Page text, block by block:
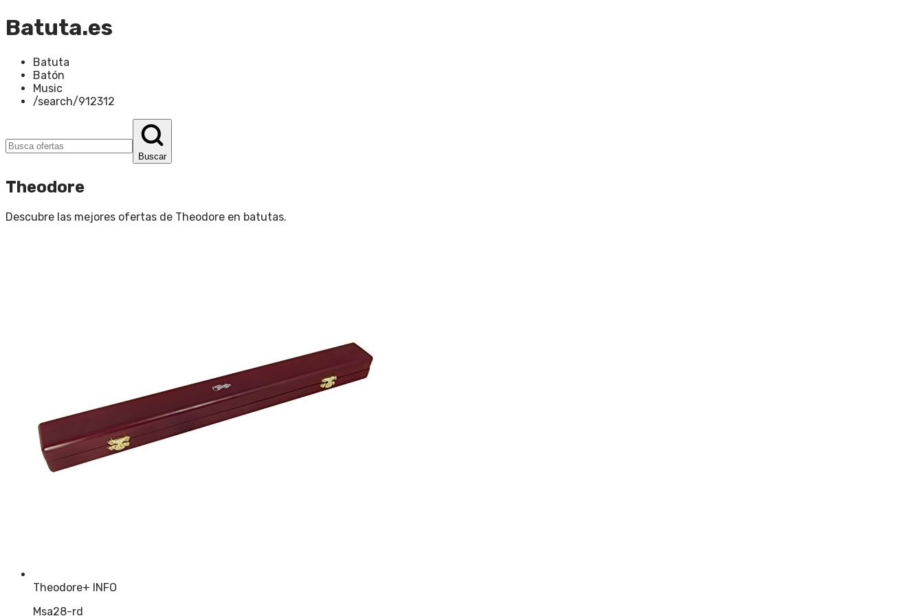
Batuta.es
Batuta
Batón
Music
/search/912312
Buscar
Theodore
Descubre las mejores ofertas de Theodore en batutas.
Theodore+ INFO
Msa28-rd